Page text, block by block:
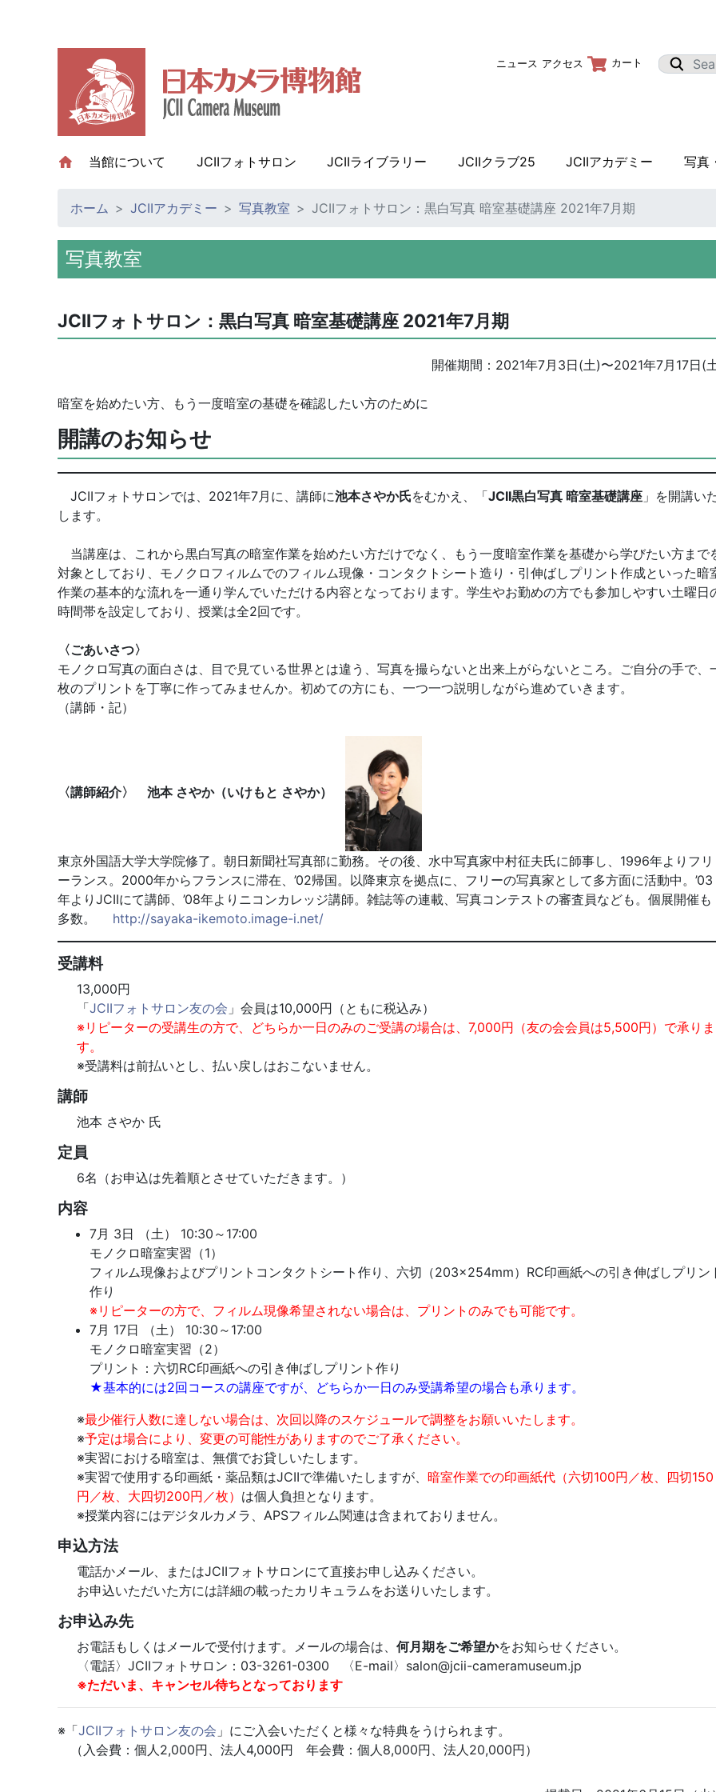
当館について (current)JCIIフォトサロン JCIIライブラリー JCIIクラブ25 JCIIアカデミー 写真
ニュース アクセス カート
ホーム JCIIアカデミー 写真教室 JCIIフォトサロン：黒白写真 暗室基礎講座 2021年7月期
写真教室
JCIIフォトサロン：黒白写真 暗室基礎講座 2021年7月期
開催期間： 2021年7月3日(土)〜2021年7月17日(
暗室を始めたい方、もう一度暗室の基礎を確認したい方のために
開講のお知らせ
JCIIフォトサロンでは、2021年7月に、講師に池本さやか氏をむかえ、「JCII黒白写真 暗室基礎講座 」を開講い
します。
当講座は、これから黒白写真の暗室作業を始めたい方だけでなく、もう一度暗室作業を基礎から学びたい方まで
対象としており、モノクロフィルムでのフィルム現像・コンタクトシート造り・引伸ばしプリント作成といった暗
作業の基本的な流れを一通り学んでいただける内容となっております。学生やお勤めの方でも参加しやすい土曜日
時間帯を設定しており、授業は全2回です。
〈ごあいさつ〉
モノクロ写真の面白さは、目で見ている世界とは違う、写真を撮らないと出来上がらないところ。ご自分の手で、
枚のプリントを丁寧に作ってみませんか。初めての方にも、一つ一つ説明しながら進めていきます。
（講師・記）
〈講師紹介〉 池本 さやか（いけもと さやか）
東京外国語大学大学院修了。朝日新聞社写真部に勤務。その後、水中写真家中村征夫氏に師事し、1996年よりフリ
ーランス。2000年からフランスに滞在、’02帰国。以降東京を拠点に、フリーの写真家として多方面に活動中。’03
年よりJCIIにて講師、’08年よりニコンカレッジ講師。雑誌等の連載、写真コンテストの審査員なども。個展開催も
多数。 http://sayaka-ikemoto.image-i.net/
受講料
13,000円
「JCIIフォトサロン友の会 」会員は10,000円（ともに税込み）
※リピーターの受講生の方で、どちらか一日のみのご受講の場合は、7,000円（友の会会員は5,500円）で承りま
す。
※受講料は前払いとし、払い戻しはおこないません。
講師
池本 さやか 氏
定員
6名（お申込は先着順とさせていただきます。）
内容
7月 3日 （土） 10:30～17:00
モノクロ暗室実習（1）
フィルム現像およびプリントコンタクトシート作り、六切（203×254mm）RC印画紙への引き伸ばしプリン
作り
※リピーターの方で、フィルム現像希望されない場合は、プリントのみでも可能です。
7月 17日 （土） 10:30～17:00
モノクロ暗室実習（2）
プリント：六切RC印画紙への引き伸ばしプリント作り
★基本的には2回コースの講座ですが、どちらか一日のみ受講希望の場合も承ります。
※最少催行人数に達しない場合は、次回以降のスケジュールで調整をお願いいたします。
※予定は場合により、変更の可能性がありますのでご了承ください。
※実習における暗室は、無償でお貸しいたします。
※実習で使用する印画紙・薬品類はJCIIで準備いたしますが、 暗室作業での印画紙代（六切100円／枚、四切150
円／枚、大四切200円／枚） は個人負担となります。
※授業内容にはデジタルカメラ、APSフィルム関連は含まれておりません。
申込方法
電話かメール、またはJCIIフォトサロンにて直接お申し込みください。
お申込いただいた方には詳細の載ったカリキュラムをお送りいたします。
お申込み先
お電話もしくはメールで受付けます。メールの場合は、 何月期をご希望かをお知らせください。
〈電話〉JCIIフォトサロン：03-3261-0300 〈E-mail〉salon@jcii-cameramuseum.jp
※ただいま、キャンセル待ちとなっております
※「JCIIフォトサロン友の会 」にご入会いただくと様々な特典をうけられます。
（入会費：個人2,000円、法人4,000円 年会費：個人8,000円、法人20,000円）